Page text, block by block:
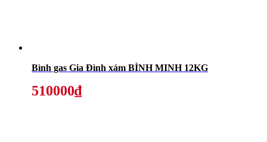
Bình gas Gia Đình xám BÌNH MINH 12KG
510000₫